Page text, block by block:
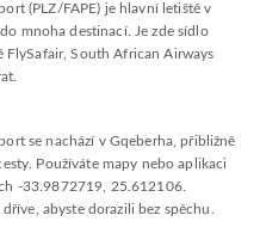
(PLZ/FAPE) je hlavní letiště v
mnoha destinací. Je zde sídlo
South African Airways
se nachází v Gqeberha, přibližně
Používáte mapy nebo aplikaci
-33.9872719, 25.612106.
abyste dorazili bez spěchu.